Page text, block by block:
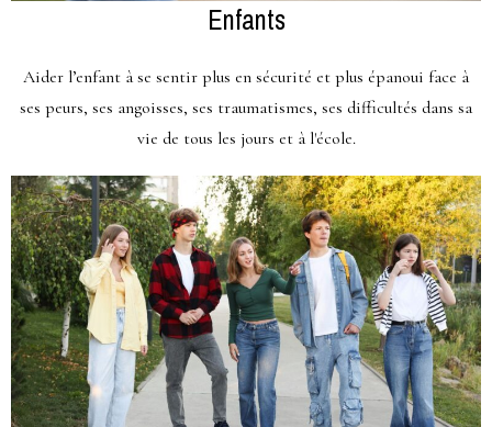
Enfants
Aider l’enfant à se sentir plus en sécurité et plus épanoui face à
ses peurs, ses angoisses, ses traumatismes, ses difficultés dans sa
vie de tous les jours et à l'école.